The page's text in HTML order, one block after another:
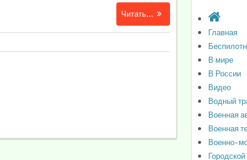
Читать...
Главная
В мире
В России
Видео
Водный
Военная
Военная
Военно-